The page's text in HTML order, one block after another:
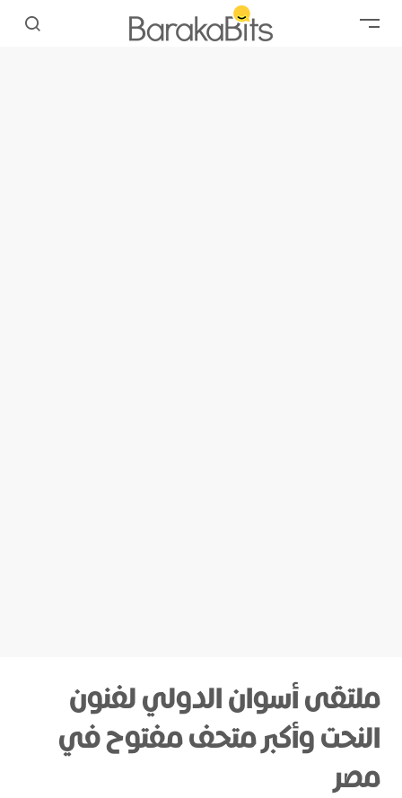
ملتقى أسوان الدولي لفنون
النحت وأكبر متحف مفتوح في
مصر